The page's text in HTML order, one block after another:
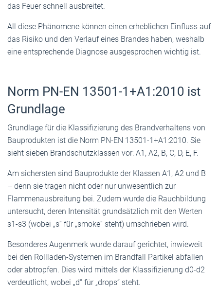
das Feuer schnell ausbreitet.
All diese Phänomene können einen erheblichen Einfluss auf
das Risiko und den Verlauf eines Brandes haben, weshalb
eine entsprechende Diagnose ausgesprochen wichtig ist.
Norm PN-EN 13501-1+A1:2010 ist
Grundlage
Grundlage für die Klassifizierung des Brandverhaltens von
Bauprodukten ist die Norm PN-EN 13501-1+A1:2010. Sie
sieht sieben Brandschutzklassen vor: A1, A2, B, C, D, E, F.
Am sichersten sind Bauprodukte der Klassen A1, A2 und B
– denn sie tragen nicht oder nur unwesentlich zur
Flammenausbreitung bei. Zudem wurde die Rauchbildung
untersucht, deren Intensität grundsätzlich mit den Werten
s1-s3 (wobei „s“ für „smoke“ steht) umschrieben wird.
Besonderes Augenmerk wurde darauf gerichtet, inwieweit
bei den Rollladen-Systemen im Brandfall Partikel abfallen
oder abtropfen. Dies wird mittels der Klassifizierung d0-d2
verdeutlicht, wobei „d“ für „drops“ steht.